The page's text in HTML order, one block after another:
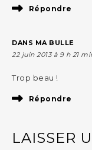
Répondre
DANS MA BULLE
22 juin 2013 à 9 h 21
Trop beau !
Répondre
LAISSER